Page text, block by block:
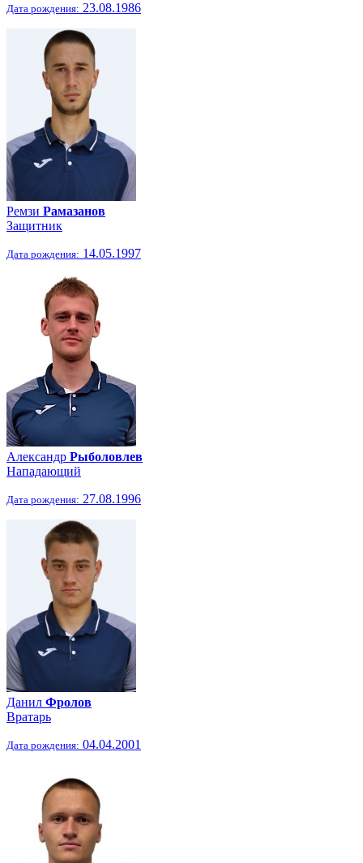
Дата рождения: 23.08.1986
Ремзи Рамазанов
Защитник
Дата рождения: 14.05.1997
Александр Рыболовлев
Нападающий
Дата рождения: 27.08.1996
Данил Фролов
Вратарь
Дата рождения: 04.04.2001